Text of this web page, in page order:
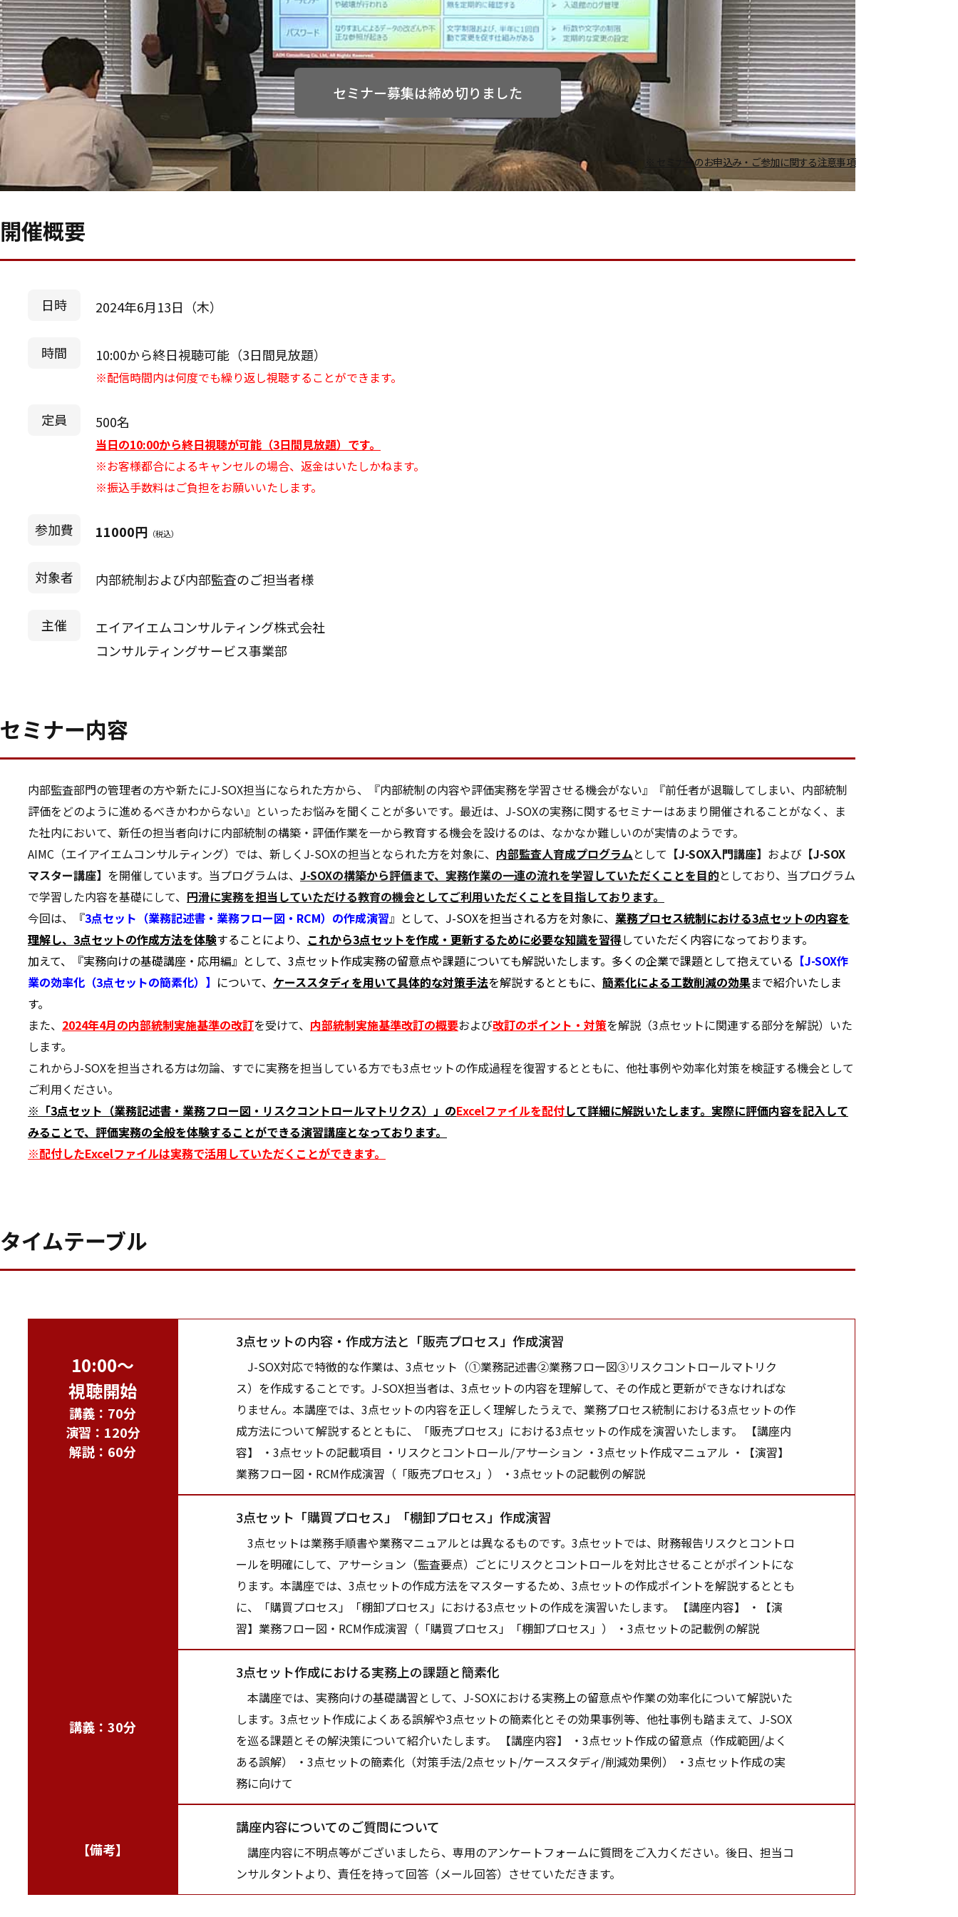
セミナー募集は締め切りました
※ セミナーのお申込み・ご参加に関する注意事項
開催概要
日時 2024年6月13日（木）
時間 10:00から終日視聴可能（3日間見放題）
※配信時間内は何度でも繰り返し視聴することができます。
定員 500名
当日の10:00から終日視聴が可能（3日間見放題）です。
※お客様都合によるキャンセルの場合、返金はいたしかねます。
※振込手数料はご負担をお願いいたします。
参加費 11000円 （税込）
対象者 内部統制および内部監査のご担当者様
主催
エイアイエムコンサルティング株式会社
コンサルティングサービス事業部
セミナー内容
内部監査部門の管理者の方や新たにJ-SOX担当になられた方から、『内部統制の内容や評価実務を学習させる機会がない』『前任者が退職してしまい、内部統制
評価をどのように進めるべきかわからない』といったお悩みを聞くことが多いです。最近は、J-SOXの実務に関するセミナーはあまり開催されることがなく、ま
た社内において、新任の担当者向けに内部統制の構築・評価作業を一から教育する機会を設けるのは、なかなか難しいのが実情のようです。
AIMC（エイアイエムコンサルティング）では、新しくJ-SOXの担当となられた方を対象に、 内部監査人育成プログラムとして 【J-SOX入門講座】 および 【J-SOX
マスター講座】 を開催しています。当プログラムは、 J-SOXの構築から評価まで、実務作業の一連の流れを学習していただくことを目的としており、当プログラム
で学習した内容を基礎にして、 円滑に実務を担当していただける教育の機会としてご利用いただくことを目指しております。
今回は、『3点セット（業務記述書・業務フロー図・RCM）の作成演習』 として、J-SOXを担当される方を対象に、 業務プロセス統制における3点セットの内容を
理解し、3点セットの作成方法を体験することにより、 これから3点セットを作成・更新するために必要な知識を習得していただく内容になっております。
加えて、『実務向けの基礎講座・応用編』として、3点セット作成実務の留意点や課題についても解説いたします。多くの企業で課題として抱えている 【J-SOX作
業の効率化（3点セットの簡素化）】 について、 ケーススタディを用いて具体的な対策手法を解説するとともに、 簡素化による工数削減の効果まで紹介いたしま
す。
また、 2024年4月の内部統制実施基準の改訂を受けて、 内部統制実施基準改訂の概要および改訂のポイント・対策を解説（3点セットに関連する部分を解説）いた
します。
これからJ-SOXを担当される方は勿論、すでに実務を担当している方でも3点セットの作成過程を復習するとともに、他社事例や効率化対策を検証する機会として
ご利用ください。
※「3点セット（業務記述書・業務フロー図・リスクコントロールマトリクス）」のExcelファイルを配付して詳細に解説いたします。実際に評価内容を記入して
みることで、評価実務の全般を体験することができる演習講座となっております。
※配付したExcelファイルは実務で活用していただくことができます。
タイムテーブル
10:00～
視聴開始
講義：70分
演習：120分
解説：60分
3点セットの内容・作成方法と「販売プロセス」作成演習
J-SOX対応で特徴的な作業は、3点セット（①業務記述書②業務フロー図③リスクコントロールマトリク
ス）を作成することです。J-SOX担当者は、3点セットの内容を理解して、その作成と更新ができなければな
りません。本講座では、3点セットの内容を正しく理解したうえで、業務プロセス統制における3点セットの作
成方法について解説するとともに、「販売プロセス」における3点セットの作成を演習いたします。 【講座内
容】 ・3点セットの記載項目 ・リスクとコントロール/アサーション ・3点セット作成マニュアル ・【演習】
業務フロー図・RCM作成演習（「販売プロセス」） ・3点セットの記載例の解説
3点セット「購買プロセス」「棚卸プロセス」作成演習
3点セットは業務手順書や業務マニュアルとは異なるものです。3点セットでは、財務報告リスクとコントロ
ールを明確にして、アサーション（監査要点）ごとにリスクとコントロールを対比させることがポイントにな
ります。本講座では、3点セットの作成方法をマスターするため、3点セットの作成ポイントを解説するととも
に、「購買プロセス」「棚卸プロセス」における3点セットの作成を演習いたします。 【講座内容】 ・【演
習】業務フロー図・RCM作成演習（「購買プロセス」「棚卸プロセス」） ・3点セットの記載例の解説
講義：30分
3点セット作成における実務上の課題と簡素化
本講座では、実務向けの基礎講習として、J-SOXにおける実務上の留意点や作業の効率化について解説いた
します。3点セット作成によくある誤解や3点セットの簡素化とその効果事例等、他社事例も踏まえて、J-SOX
を巡る課題とその解決策について紹介いたします。 【講座内容】 ・3点セット作成の留意点（作成範囲/よく
ある誤解） ・3点セットの簡素化（対策手法/2点セット/ケーススタディ/削減効果例） ・3点セット作成の実
務に向けて
【備考】
講座内容についてのご質問について
講座内容に不明点等がございましたら、専用のアンケートフォームに質問をご入力ください。後日、担当コ
ンサルタントより、責任を持って回答（メール回答）させていただきます。